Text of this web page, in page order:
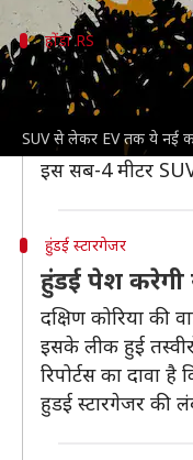
SUV से लेकर EV तक ये नई
होंडा RS
होंडा लेकर आ
होंडा SUV सेगमेंट
इनमें सबसे पहले
इस सब-4 मीटर
हुंडई स्टारगेजर
हुंडई पेश करेगी
दक्षिण कोरिया की
इसके लीक हुई
रिपोर्टस का
हुडई स्टारगेजर की